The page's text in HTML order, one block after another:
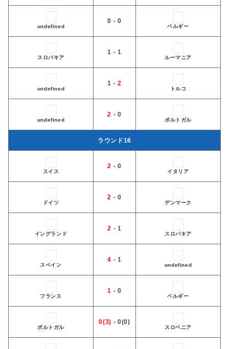
undefined
0 - 0
ベルギー
スロバキア
1 - 1
ルーマニア
undefined
1 - 2
トルコ
undefined
2 - 0
ポルトガル
ラウンド16
スイス
2 - 0
イタリア
ドイツ
2 - 0
デンマーク
イングランド
2 - 1
スロバキア
スペイン
4 - 1
undefined
フランス
1 - 0
ベルギー
ポルトガル
0(3) - 0(0)
スロベニア